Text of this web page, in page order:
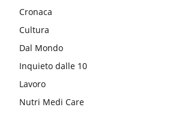
Cronaca
Cultura
Dal Mondo
Inquieto dalle 10
Lavoro
Nutri Medi Care